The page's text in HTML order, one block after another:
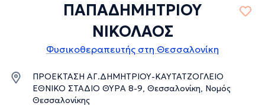
ΠΑΠΑΔΗΜΗΤΡΙΟΥ
ΝΙΚΟΛΑΟΣ
Φυσικοθεραπευτής στη Θεσσαλονίκη
ΠΡΟΕΚΤΑΣΗ ΑΓ.ΔΗΜΗΤΡΙΟΥ-ΚΑΥΤΑΤΖΟΓΛΕΙΟ
ΕΘΝΙΚΟ ΣΤΑΔΙΟ ΘΥΡΑ 8-9, Θεσσαλονίκη, Νομός
Θεσσαλονίκης